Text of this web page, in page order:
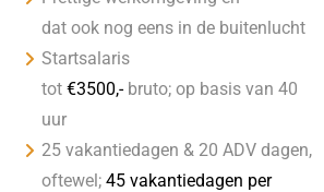
dat ook nog eens in de buitenlucht
Startsalaris
tot€3500,-bruto; op basis van 40
uur
25 vakantiedagen & 20 ADV dagen,
oftewel;45 vakantiedagen per